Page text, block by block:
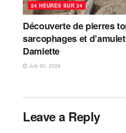
24 HEURES SUR 24
Découverte de pierres
sarcophages et
Damiette
July 30, 2026
Leave a Reply